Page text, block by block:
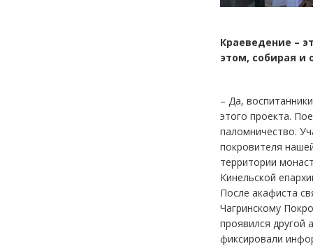
Краеведение –
этом, собирая и
– Да,
этого проекта.
паломничество.
покровителя
территории
Кинельской
После акафиста
Чагринскому
проявился другой
фиксировали